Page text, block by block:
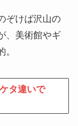
ぞけば沢山の
、美術館やギ
タ違いで